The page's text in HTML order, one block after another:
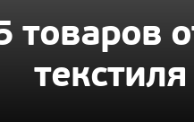
товаров